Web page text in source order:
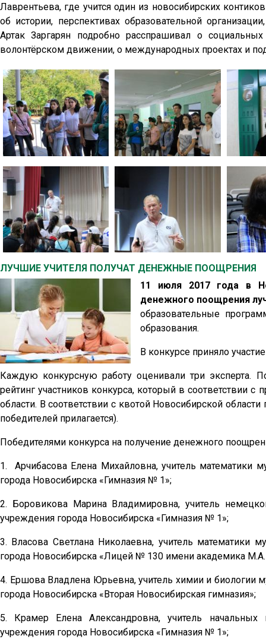
Лаврентьева, где учится один из новосибирских
об истории, перспективах образовательной
Артак Заргарян подробно расспрашивал о
волонтёрском движении, о международных проектах и
ЛУЧШИЕ УЧИТЕЛЯ ПОЛУЧАТ ДЕНЕЖНЫЕ ПООЩРЕНИЯ
11 июля 2017 года в
денежного поощрения
образовательные
образования.
В конкурсе приняло
Каждую конкурсную работу оценивали три эксперта.
рейтинг участников конкурса, который в соответствии
области. В соответствии с квотой Новосибирской
победителей прилагается).
Победителями конкурса на получение денежного
1. Арчибасова Елена Михайловна, учитель математики
города Новосибирска «Гимназия № 1»;
2. Боровикова Марина Владимировна, учитель
учреждения города Новосибирска «Гимназия № 1»;
3. Власова Светлана Николаевна, учитель математики
города Новосибирска «Лицей № 130 имени академика
4. Ершова Владлена Юрьевна, учитель химии и биологии
города Новосибирска «Вторая Новосибирская гимназия»;
5. Крамер Елена Александровна, учитель начальных
учреждения города Новосибирска «Гимназия № 1»;